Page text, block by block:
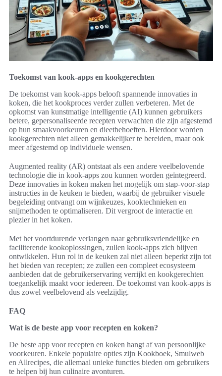
Toekomst van kook-apps en kookgerechten
De toekomst van kook-apps belooft spannende innovaties in
koken, die het kookproces verder zullen verbeteren. Met de
opkomst van kunstmatige intelligentie (AI) kunnen gebruikers
betere, gepersonaliseerde recepten verwachten die zijn afgestemd
op hun smaakvoorkeuren en dieetbehoeften. Hierdoor worden
kookgerechten niet alleen gemakkelijker te bereiden, maar ook
meer afgestemd op individuele wensen.
Augmented reality (AR) ontstaat als een andere veelbelovende
technologie die in kook-apps zou kunnen worden geïntegreerd.
Deze innovaties in koken maken het mogelijk om stap-voor-stap
instructies in de keuken te bieden, waarbij de gebruiker visuele
begeleiding ontvangt om wijnkeuzes, kooktechnieken en
snijmethoden te optimaliseren. Dit vergroot de interactie en
plezier in het koken.
Met het voortdurende verlangen naar gebruiksvriendelijke en
faciliterende kookoplossingen, zullen kook-apps zich blijven
ontwikkelen. Hun rol in de keuken zal niet alleen beperkt zijn tot
het bieden van recepten; ze zullen een compleet ecosysteem
aanbieden dat de gebruikerservaring verrijkt en kookgerechten
toegankelijk maakt voor iedereen. De toekomst van kook-apps is
dus zowel veelbelovend als veelzijdig.
FAQ
Wat is de beste app voor recepten en koken?
De beste app voor recepten en koken hangt af van persoonlijke
voorkeuren. Enkele populaire opties zijn Kookboek, Smulweb
en Allrecipes, die allemaal unieke functies bieden om gebruikers
te helpen bij hun culinaire avonturen.